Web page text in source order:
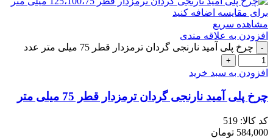
برای مقایسه اضافه کنید
مشاهده سریع
افزودن به علاقه مندی
چرخ پلی آمید نارنجی گردان ترمزدار قطر 75 میلی متر عدد
افزودن به سبد خرید
چرخ پلی آمید نارنجی گردان ترمزدار قطر 75 میلی متر
کد کالا: 519
584,000 تومان